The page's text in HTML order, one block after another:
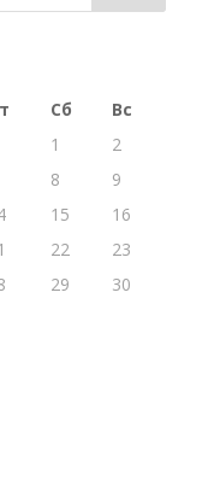
Сб
Вс
1
2
8
9
15
16
22
23
29
30